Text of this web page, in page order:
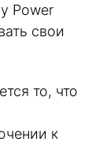
Power
свои
то, что
к